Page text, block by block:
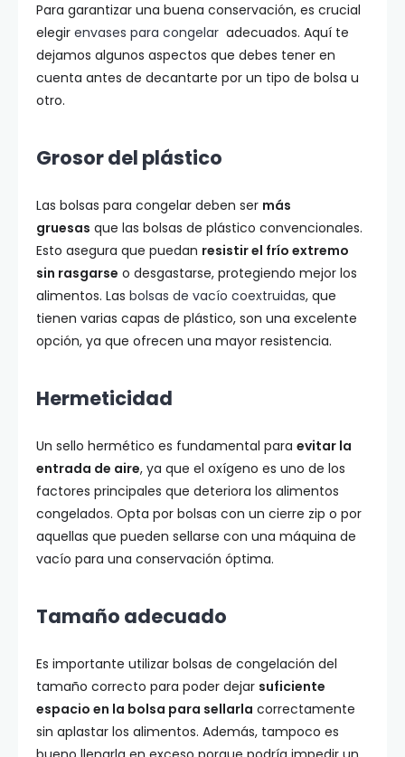
Para garantizar una buena conservación, es crucial
elegir envases para congelar adecuados. Aquí te
dejamos algunos aspectos que debes tener en
cuenta antes de decantarte por un tipo de bolsa u
otro.
Grosor del plástico
Las bolsas para congelar deben ser más
gruesas que las bolsas de plástico convencionales.
Esto asegura que puedan resistir el frío extremo
sin rasgarse o desgastarse, protegiendo mejor los
alimentos. Las bolsas de vacío coextruidas, que
tienen varias capas de plástico, son una excelente
opción, ya que ofrecen una mayor resistencia.
Hermeticidad
Un sello hermético es fundamental para evitar la
entrada de aire, ya que el oxígeno es uno de los
factores principales que deteriora los alimentos
congelados. Opta por bolsas con un cierre zip o por
aquellas que pueden sellarse con una máquina de
vacío para una conservación óptima.
Tamaño adecuado
Es importante utilizar bolsas de congelación del
tamaño correcto para poder dejar suficiente
espacio en la bolsa para sellarla correctamente
sin aplastar los alimentos. Además, tampoco es